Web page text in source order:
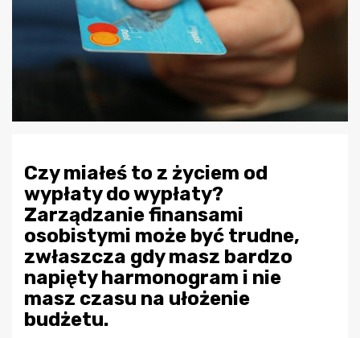
Czy miałeś to z życiem od
wypłaty do wypłaty?
Zarządzanie finansami
osobistymi może być trudne,
zwłaszcza gdy masz bardzo
napięty harmonogram i nie
masz czasu na ułożenie
budżetu.